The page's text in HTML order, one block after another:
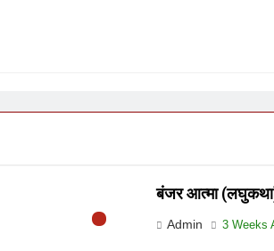
बंजर आत्मा
Admin 3 Weeks